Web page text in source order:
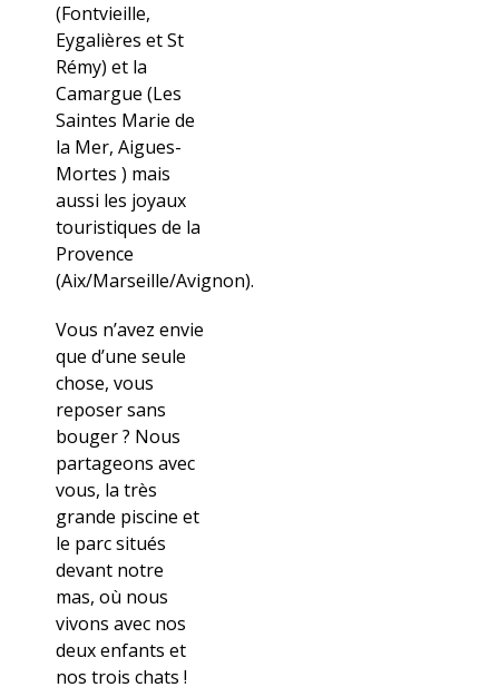
(Fontvieille,
Eygalières et St
Rémy) et la
Camargue (Les
Saintes Marie de
la Mer, Aigues-
Mortes ) mais
aussi les joyaux
touristiques de la
Provence
(Aix/Marseille/Avignon).
Vous n’avez envie
que d’une seule
chose, vous
reposer sans
bouger ? Nous
partageons avec
vous, la très
grande piscine et
le parc situés
devant notre
mas, où nous
vivons avec nos
deux enfants et
nos trois chats !